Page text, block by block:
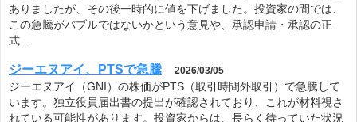
ありましたが、その後一時的に値を下げました。投資家の間では、
この急騰がバブルではないかという意見や、承認申請・承認の正
式…
ジーエヌアイ、PTSで急騰 2026/03/05
ジーエヌアイ（GNI）の株価がPTS（取引時間外取引）で急騰して
います。独立役員届出書の提出が確認されており、これが材料視さ
れている可能性があります。投資家からは、長らく待っていた状況